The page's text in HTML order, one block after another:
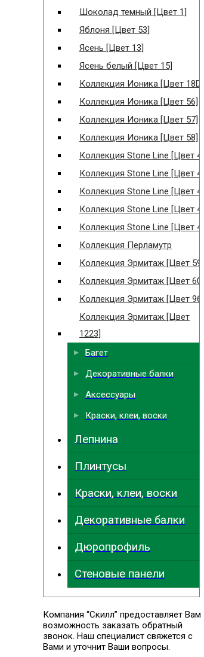
Шоколад темный [Цвет 1]
Яблоня [Цвет 53]
Ясень [Цвет 13]
Ясень белый [Цвет 15]
Коллекция Ионика [Цвет 18D]
Коллекция Ионика [Цвет 56]
Коллекция Ионика [Цвет 57]
Коллекция Ионика [Цвет 58]
Коллекция Stone Line [Цвет 40]
Коллекция Stone Line [Цвет 41]
Коллекция Stone Line [Цвет 42]
Коллекция Stone Line [Цвет 43]
Коллекция Stone Line [Цвет 44]
Коллекция Перламутр
Коллекция Эрмитаж [Цвет 59]
Коллекция Эрмитаж [Цвет 60]
Коллекция Эрмитаж [Цвет 966]
Коллекция Эрмитаж [Цвет
1223]
Багет
Декоративные балки
Аксессуары
Краски, клеи, воски
Лепнина
Плинтусы
Краски, клеи, воски
Декоративные балки
Дюропрофиль
Стеновые панели
Компания “Скилл” предоставляет Вам
возможность заказать обратный
звонок. Наш специалист свяжется с
Вами и уточнит Ваши вопросы.